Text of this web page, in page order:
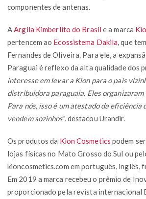
componentes de antenas.
A Argila Kimberlito do Brasil e a marca
pertencem ao Ecossistema Dakila , que
Fernandes de Oliveira. Para ele, a
Paraguai é reflexo da alta qualidade dos
interesse em levar a Kion para o país
distribuidora paraguaia. Eles organizaram
Para nós, isso é um atestado da eficiência
vendem sozinhos", destacou Urandir.
Os produtos da Kion Cosmetics podem
lojas físicas no Mato Grosso do Sul ou
kioncosmetics.com em português, inglês,
Em 2019 a marca recebeu o prêmio de
proporcionado pela revista internacional